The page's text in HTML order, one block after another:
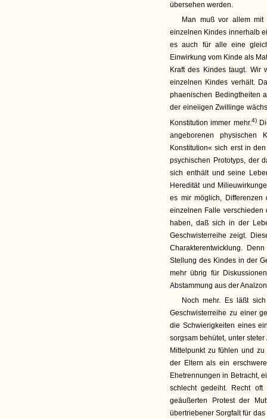
übersehen werden.
Man muß vor allem mit
einzelnen Kindes innerhalb
es auch für alle eine
Einwirkung vom Kinde als
Kraft des Kindes taugt. Wir
einzelnen Kindes verhält.
phaenischen Bedingtheiten
der eineiigen Zwillinge
Konstitution immer mehr.4)
angeborenen physischen
Konstitution« sich erst in
psychischen Prototyps, der
sich enthält und seine
Heredität und
es mir möglich,
einzelnen Falle verschieden
haben, daß sich in der
Geschwisterreihe zeigt.
Charakterentwicklung.
Stellung des Kindes in der
mehr übrig für
Abstammung aus der
Noch mehr. Es läßt
Geschwisterreihe zu einer
die Schwierigkeiten eines
sorgsam behütet, unter
Mittelpunkt zu fühlen und
der Eltern als ein
Ehetrennungen in Betracht,
schlecht gedeiht. Recht
geäußerten Protest der
übertriebener Sorgfalt für